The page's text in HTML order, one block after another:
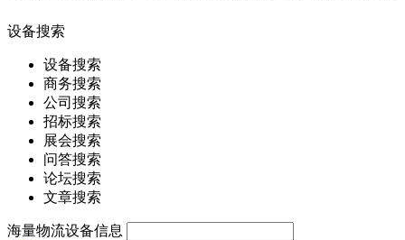
设备搜索
设备搜索
商务搜索
公司搜索
招标搜索
展会搜索
问答搜索
论坛搜索
文章搜索
海量物流设备信息